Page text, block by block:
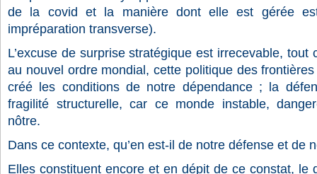
de la covid et la manière dont elle est gérée
impréparation transverse).
L’excuse de surprise stratégique est irrecevable,
au nouvel ordre mondial, cette politique des
créé les conditions de notre dépendance ; la
fragilité structurelle, car ce monde instable,
nôtre.
Dans ce contexte, qu’en est-il de notre défense et de
Elles constituent encore et en dépit de ce constat, le